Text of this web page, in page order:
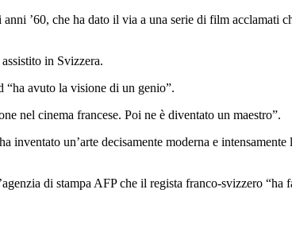
’60, che ha dato il via a una serie di film acclamati
in Svizzera.
“ha avuto la visione di un genio”.
nel cinema francese. Poi ne è diventato un maestro”.
un’arte decisamente moderna e
di stampa AFP che il regista franco-svizzero